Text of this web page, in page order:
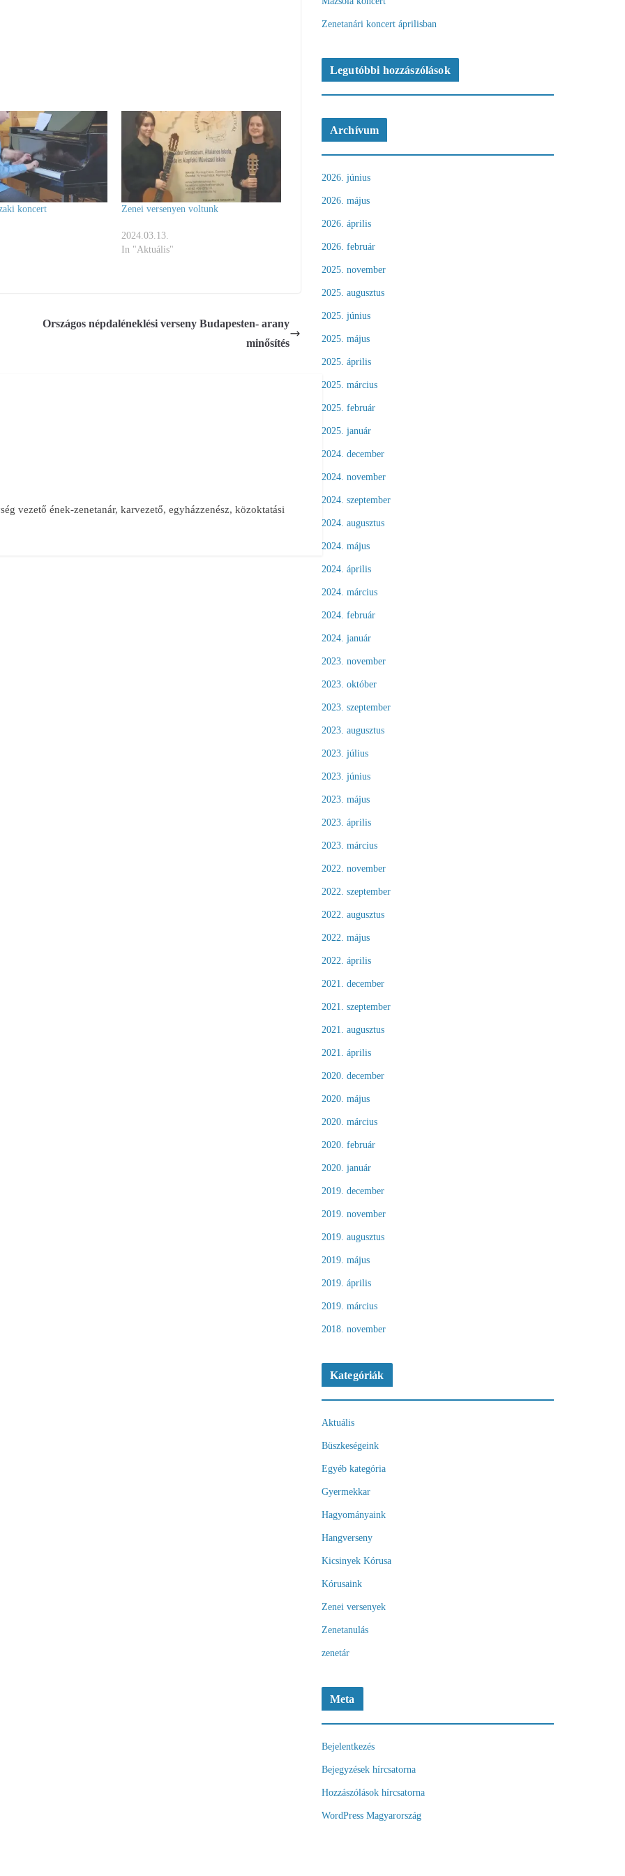
koncert Zenei versenyen voltunk
2024.03.13.
In "Aktuális"
Országos népdaléneklési verseny Budapesten- arany
minősítés
vezető ének-zenetanár, karvezető, egyházzenész, közoktatási
Zenetanári koncert áprilisban
Legutóbbi hozzászólások
Archívum
2026. június
2026. május
2026. április
2026. február
2025. november
2025. augusztus
2025. június
2025. május
2025. április
2025. március
2025. február
2025. január
2024. december
2024. november
2024. szeptember
2024. augusztus
2024. május
2024. április
2024. március
2024. február
2024. január
2023. november
2023. október
2023. szeptember
2023. augusztus
2023. július
2023. június
2023. május
2023. április
2023. március
2022. november
2022. szeptember
2022. augusztus
2022. május
2022. április
2021. december
2021. szeptember
2021. augusztus
2021. április
2020. december
2020. május
2020. március
2020. február
2020. január
2019. december
2019. november
2019. augusztus
2019. május
2019. április
2019. március
2018. november
Kategóriák
Aktuális
Büszkeségeink
Egyéb kategória
Gyermekkar
Hagyományaink
Hangverseny
Kicsinyek Kórusa
Kórusaink
Zenei versenyek
Zenetanulás
zenetár
Meta
Bejelentkezés
Bejegyzések hírcsatorna
Hozzászólások hírcsatorna
WordPress Magyarország